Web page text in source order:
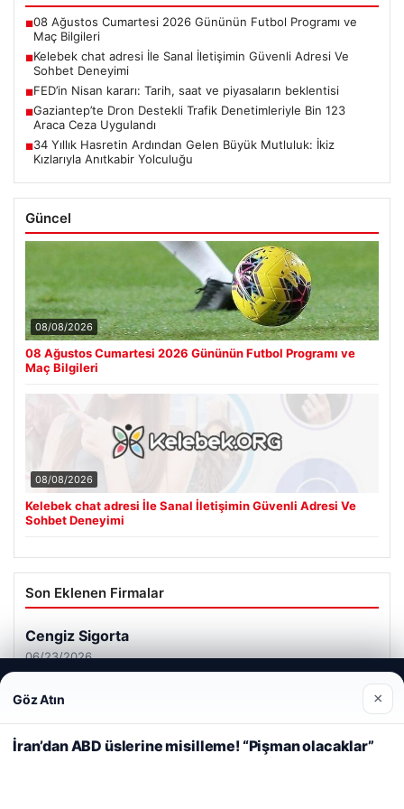
■08 Ağustos Cumartesi 2026 Gününün Futbol Programı ve
Maç Bilgileri
■Kelebek chat adresi İle Sanal İletişimin Güvenli Adresi Ve
Sohbet Deneyimi
■FED’in Nisan kararı: Tarih, saat ve piyasaların beklentisi
■Gaziantep’te Dron Destekli Trafik Denetimleriyle Bin 123
Araca Ceza Uygulandı
■34 Yıllık Hasretin Ardından Gelen Büyük Mutluluk: İkiz
Kızlarıyla Anıtkabir Yolculuğu
Güncel
08/08/2026
08 Ağustos Cumartesi 2026 Gününün Futbol Programı ve
Maç Bilgileri
08/08/2026
Kelebek chat adresi İle Sanal İletişimin Güvenli Adresi Ve
Sohbet Deneyimi
Son Eklenen Firmalar
Cengiz Sigorta
06/23/2026
deneyiminizi kişiselleştirmek ve geliştirmek amacıyla çerezler
kullanıyoruz.Çerez Politikamız
Reddet Kabul Et
Göz Atın ×
İran’dan ABD üslerine misilleme! “Pişman olacaklar”